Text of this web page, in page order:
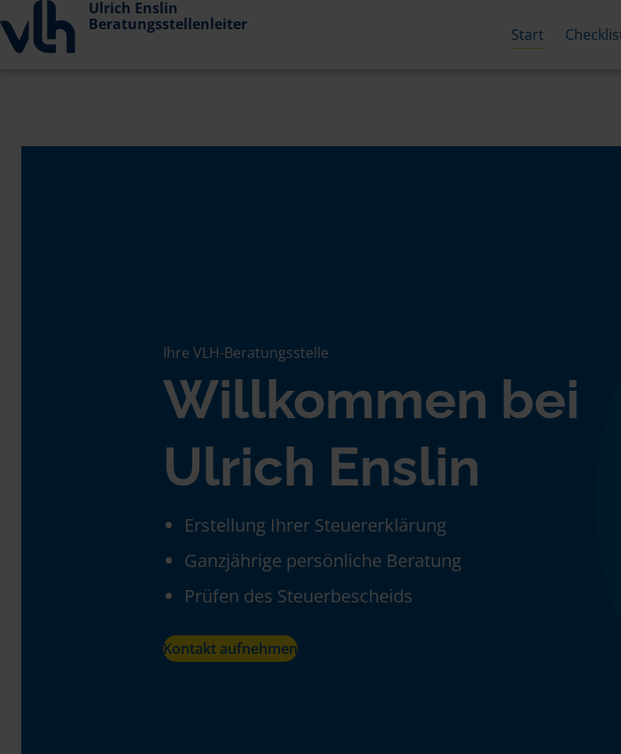
Ulrich Enslin
Beratungsstellenleiter
Start
Ihre VLH-Beratungsstelle
Willkommen bei
Ulrich Enslin
Erstellung Ihrer Steuererklärung
Ganzjährige persönliche Beratung
Prüfen des Steuerbescheids
Kontakt aufnehmen